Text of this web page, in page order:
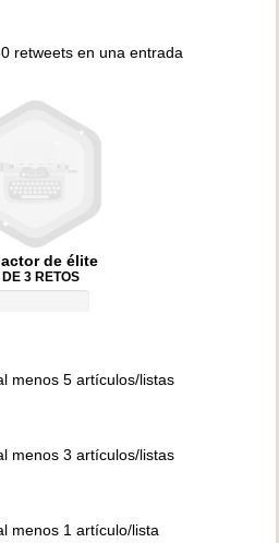
retweets en una entrada
de élite
3 RETOS
menos 5 artículos/listas
menos 3 artículos/listas
menos 1 artículo/lista